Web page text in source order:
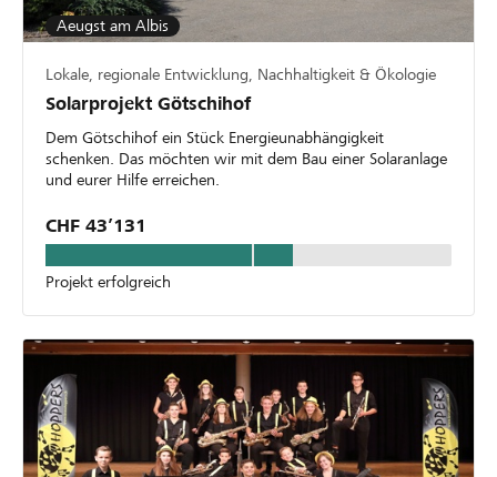
Aeugst am Albis
Lokale, regionale Entwicklung, Nachhaltigkeit & Ökologie
Solarprojekt Götschihof
Dem Götschihof ein Stück Energieunabhängigkeit
schenken. Das möchten wir mit dem Bau einer Solaranlage
und eurer Hilfe erreichen.
CHF 43’131
Projekt erfolgreich